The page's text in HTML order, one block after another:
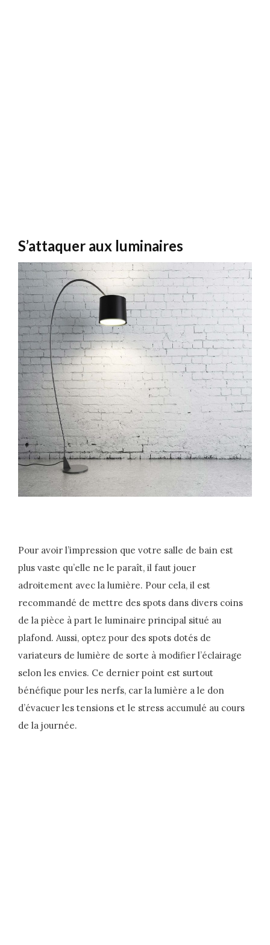
S’attaquer aux luminaires
Pour avoir l’impression que votre salle de bain est
plus vaste qu’elle ne le paraît, il faut jouer
adroitement avec la lumière. Pour cela, il est
recommandé de mettre des spots dans divers coins
de la pièce à part le luminaire principal situé au
plafond. Aussi, optez pour des spots dotés de
variateurs de lumière de sorte à modifier l’éclairage
selon les envies. Ce dernier point est surtout
bénéfique pour les nerfs, car la lumière a le don
d’évacuer les tensions et le stress accumulé au cours
de la journée.